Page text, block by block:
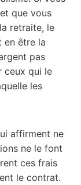
que vous
retraite, le
en être la
pas
ceux qui le
les
affirment ne
ne le font
ces frais
le contrat.